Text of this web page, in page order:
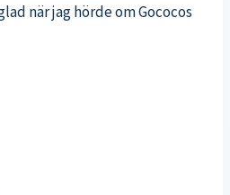
när jag hörde om Gococos